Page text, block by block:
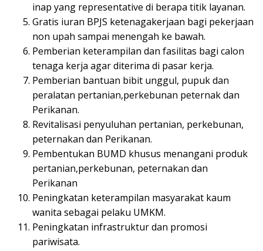
inap yang representative di berapa titik layanan.
Gratis iuran BPJS ketenagakerjaan bagi pekerjaan
non upah sampai menengah ke bawah.
Pemberian keterampilan dan fasilitas bagi calon
tenaga kerja agar diterima di pasar kerja.
Pemberian bantuan bibit unggul, pupuk dan
peralatan pertanian,perkebunan peternak dan
Perikanan.
Revitalisasi penyuluhan pertanian, perkebunan,
peternakan dan Perikanan.
Pembentukan BUMD khusus menangani produk
pertanian,perkebunan, peternakan dan
Perikanan
Peningkatan keterampilan masyarakat kaum
wanita sebagai pelaku UMKM.
Peningkatan infrastruktur dan promosi
pariwisata.